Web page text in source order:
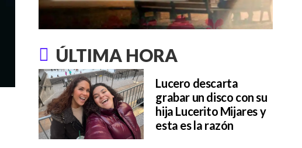
ÚLTIMA HORA
Lucero descarta
grabar un disco con su
hija Lucerito Mijares y
esta es la razón